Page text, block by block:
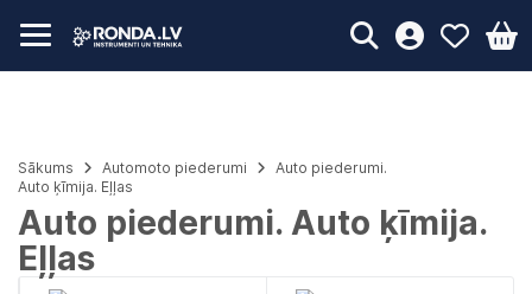
Sākums Automoto piederumi
Auto piederumi.
Auto ķīmija. Eļļas
Auto piederumi. Auto ķīmija.
Eļļas